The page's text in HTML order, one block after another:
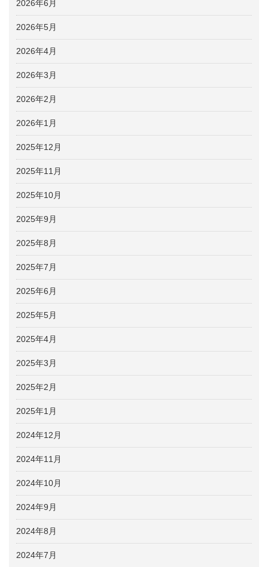
2026年6月
2026年5月
2026年4月
2026年3月
2026年2月
2026年1月
2025年12月
2025年11月
2025年10月
2025年9月
2025年8月
2025年7月
2025年6月
2025年5月
2025年4月
2025年3月
2025年2月
2025年1月
2024年12月
2024年11月
2024年10月
2024年9月
2024年8月
2024年7月